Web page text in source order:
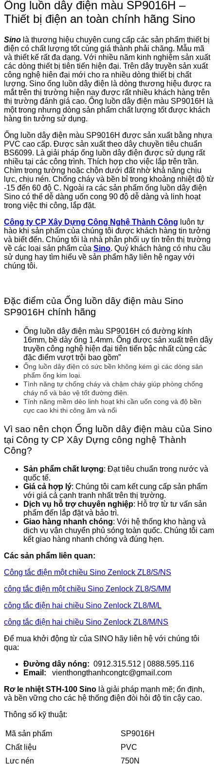
Ống luồn dây điện màu SP9016H –
Thiết bị điện an toàn chính hãng Sino
Sino là thương hiệu chuyên cung cấp các sản phẩm thiết bị
điện có chất lượng tốt cùng giá thành phải chăng. Mẫu mã
và thiết kế rất đa dạng. Với nhiều năm kinh nghiệm sản xuất
các dòng thiết bị tiên tiến hiện đại. Trên dây truyền sản xuất
công nghệ hiên đại mới cho ra nhiều dòng thiết bị chất
lượng. Sino ống luồn dây điện là dòng thương hiệu được ra
mắt trên thị trường hiện nay được rất nhiều khách hàng trên
thị trường đánh giá cao. Ống luồn dây điện màu SP9016H là
một trong nhưng dòng sản phẩm chất lượng tốt được khách
hàng tin tưởng sử dụng.
Ống luồn dây điện màu SP9016H được sản xuất bằng nhựa
PVC cao cấp. Được sản xuất theo dây chuyền tiêu chuẩn
BS6099. Là giải pháp ống luồn dây điện được sử dụng rất
nhiều tại các công trình. Thích hợp cho việc lắp trên trần.
Chìm trong tường hoặc chộn dưới đất nhờ khả năng chịu
lực, chịu nén. Chống cháy và bền bỉ trong khoảng nhiệt độ từ
-15 đến 60 độ C. Ngoài ra các sản phẩm ống luồn dây điện
Sino có thể dễ dàng uốn cong 90 độ dễ dàng và linh hoạt
trong việc thi công, lắp đặt.
Công ty CP Xây Dựng Công Nghệ Thành Công luôn tự
hào khi sản phẩm của chúng tôi được khách hàng tin tưởng
và biết đến. Chúng tôi là nhà phân phối uy tín trên thị trường
về các loại sản phẩm của Sino. Quý khách hàng có nhu cầu
sử dụng hay tìm hiểu về sản phẩm hãy liên hệ ngay với
chúng tôi.
Đặc điểm của Ống luồn dây điện màu Sino
SP9016H chính hãng
Ống luồn dây điện màu SP9016H có đường kính
16mm, bề dày ống 1.4mm. Ống được sản xuất trên dây
truyền công nghệ hiện đại tiên tiến bậc nhất cùng các
đặc điểm vượt trội bao gồm”
Ống luồn dây điện có sức bền không kém gì các dòng sản
phẩm ống kim loại.
Tình năng tự chống cháy và chậm cháy giúp phòng chống
cháy nổ và bảo vệ tốt đường điện.
Tính năng mềm dẻo linh hoạt khi cần uốn cong và độ bền
cực cao khi thi công âm và nổi
Vì sao nên chọn Ống luồn dây điện màu của Sino
tại Công ty CP Xây Dựng công nghệ Thành
Công?
Sản phẩm chất lượng: Đạt tiêu chuẩn trong nước và
quốc tế.
Giá cả hợp lý: Chúng tôi cam kết cung cấp sản phẩm
với giá cả cạnh tranh nhất trên thị trường.
Dịch vụ hỗ trợ chuyên nghiệp: Hỗ trợ từ tư vấn sản
phẩm đến lắp đặt và bảo trì.
Giao hàng nhanh chóng: Với hệ thống kho hàng và
dịch vụ vận chuyển phủ sóng toàn quốc. Chúng tôi cam
kết giao hàng nhanh chóng và đúng hẹn.
Các sản phẩm liên quan:
Công tắc điện một chiều Sino Zenlock ZL8/S/NS
công tắc điện một chiều Sino Zenlock ZL8/S/MM
công tắc điện hai chiều Sino Zenlock ZL8/M/L
công tắc điện hai chiều Sino Zenlock ZL8/M/NS
Để mua khởi động từ của SINO hãy liên hệ với chúng tôi
qua:
Đường dây nóng: 0912.315.512 | 0888.595.116
Email: vienthongthanhcongtc@gmail.com
Rơ le nhiệt STH-100 Sino là giải pháp mạnh mẽ; ổn định,
và bền vững cho các hệ thống điện đòi hỏi độ tin cậy cao.
Thông số kỹ thuật:
Mã sản phẩm
SP9016H
Chất liệu
PVC
Lực nén
750N